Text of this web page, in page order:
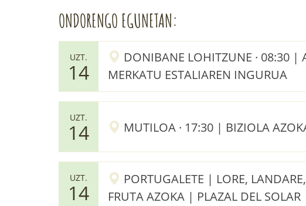
ONDORENGO EGUNETAN:
UZT.
14
DONIBANE LOHITZUNE · 08:30 |
MERKATU ESTALIAREN INGURUA
UZT.
14 MUTILOA · 17:30 | BIZIOLA
UZT.
14
PORTUGALETE | LORE,
FRUTA AZOKA | PLAZAL DEL SOLAR